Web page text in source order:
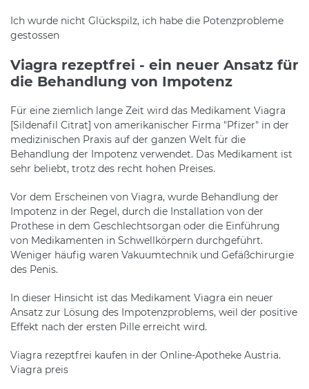
Ich wurde nicht Glückspilz, ich habe die Potenzprobleme
gestossen
Viagra rezeptfrei - ein neuer Ansatz für
die Behandlung von Impotenz
Für eine ziemlich lange Zeit wird das Medikament Viagra
[Sildenafil Citrat] von amerikanischer Firma "Pfizer" in der
medizinischen Praxis auf der ganzen Welt für die
Behandlung der Impotenz verwendet. Das Medikament ist
sehr beliebt, trotz des recht hohen Preises.
Vor dem Erscheinen von Viagra, wurde Behandlung der
Impotenz in der Regel, durch die Installation von der
Prothese in dem Geschlechtsorgan oder die Einführung
von Medikamenten in Schwellkörpern durchgeführt.
Weniger häufig waren Vakuumtechnik und Gefäßchirurgie
des Penis.
In dieser Hinsicht ist das Medikament Viagra ein neuer
Ansatz zur Lösung des Impotenzproblems, weil der positive
Effekt nach der ersten Pille erreicht wird.
Viagra rezeptfrei kaufen in der Online-Apotheke Austria.
Viagra preis